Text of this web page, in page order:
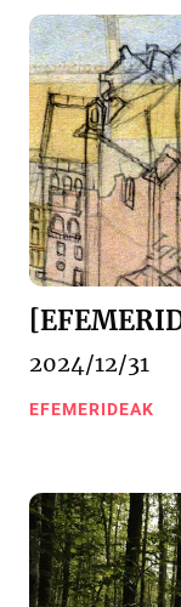
2024/12/31
EFEMERIDEAK